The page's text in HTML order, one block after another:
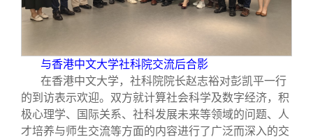
与香港中文大学社科院交流后合影
在香港中文大学，社科院院长赵志裕对彭凯平一行
的到访表示欢迎。双方就计算社会科学及数字经济，积
极心理学、国际关系、社科发展未来等领域的问题、人
才培养与师生交流等方面的内容进行了广泛而深入的交